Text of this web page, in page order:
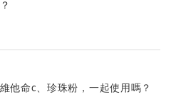
001-380
唷，建議斷奶後再開始補充，哺
清單，多選擇天然、健康食物，
他命c、珍珠粉，一起使用嗎？